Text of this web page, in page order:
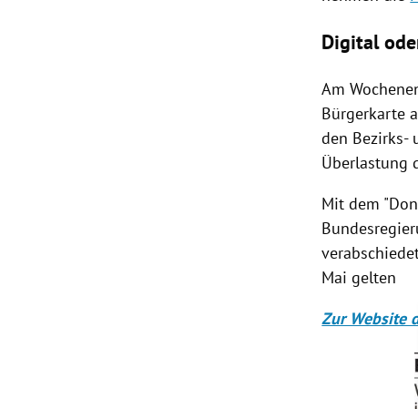
Digital
Am
Bürgerkarte
den Bezirks-
Überlastung
Mit dem
Mai gelten
Zur Website